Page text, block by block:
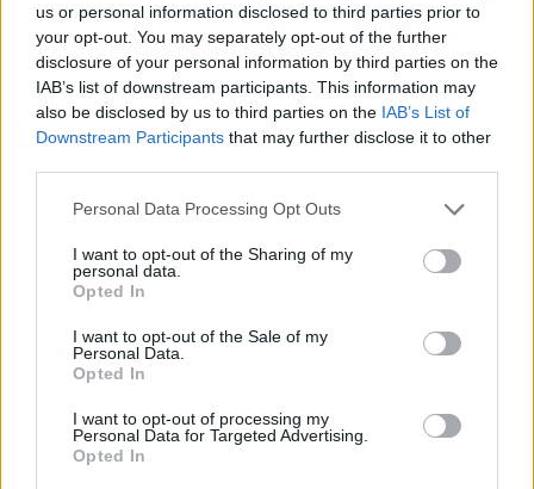
us or personal information disclosed to third parties prior to
your opt-out. You may separately opt-out of the further
disclosure of your personal information by third parties on the
IAB’s list of downstream participants. This information may
also be disclosed by us to third parties on the IAB’s List of
Downstream Participants that may further disclose it to other
Personal Data Processing Opt Outs
I want to opt-out of the Sharing of my
personal data.
Opted In
I want to opt-out of the Sale of my
Personal Data.
Opted In
I want to opt-out of processing my
Personal Data for Targeted Advertising.
Opted In
Ειδήσεις 5-8-2026
ΑΠΟΨΕΙΣ